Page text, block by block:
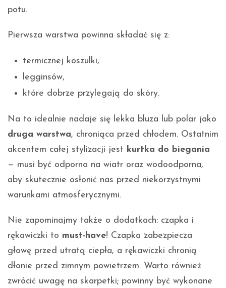
potu.
Pierwsza warstwa powinna składać się z:
termicznej koszulki,
legginsów,
które dobrze przylegają do skóry.
Na to idealnie nadaje się lekka bluza lub polar jako
druga warstwa, chroniąca przed chłodem. Ostatnim
akcentem całej stylizacji jest kurtka do biegania
— musi być odporna na wiatr oraz wodoodporna,
aby skutecznie osłonić nas przed niekorzystnymi
warunkami atmosferycznymi.
Nie zapominajmy także o dodatkach: czapka i
rękawiczki to must-have! Czapka zabezpiecza
głowę przed utratą ciepła, a rękawiczki chronią
dłonie przed zimnym powietrzem. Warto również
zwrócić uwagę na skarpetki; powinny być wykonane